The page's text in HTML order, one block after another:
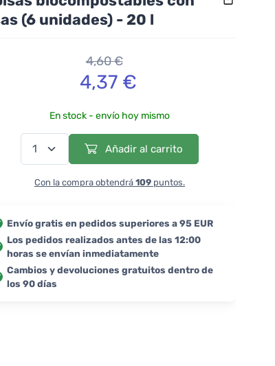
(6 unidades) - 20 l
4,60 €
4,37 €
En stock - envío hoy mismo
Añadir al carrito
Con la compra obtendrá 109 puntos.
Envío gratis en pedidos superiores a 95 EUR
Los pedidos realizados antes de las 12:00
horas se envían inmediatamente
Cambios y devoluciones gratuitos dentro de
los 90 días